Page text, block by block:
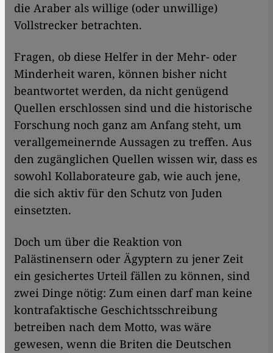
die Araber als willige (oder unwillige)
Vollstrecker betrachten.
Fragen, ob diese Helfer in der Mehr- oder
Minderheit waren, können bisher nicht
beantwortet werden, da nicht genügend
Quellen erschlossen sind und die historische
Forschung noch ganz am Anfang steht, um
verallgemeinernde Aussagen zu treffen. Aus
den zugänglichen Quellen wissen wir, dass es
sowohl Kollaborateure gab, wie auch jene,
die sich aktiv für den Schutz von Juden
einsetzten.
Doch um über die Reaktion von
Palästinensern oder Ägyptern zu jener Zeit
ein gesichertes Urteil fällen zu können, sind
zwei Dinge nötig: Zum einen darf man keine
kontrafaktische Geschichtsschreibung
betreiben nach dem Motto, was wäre
gewesen, wenn die Briten die Deutschen